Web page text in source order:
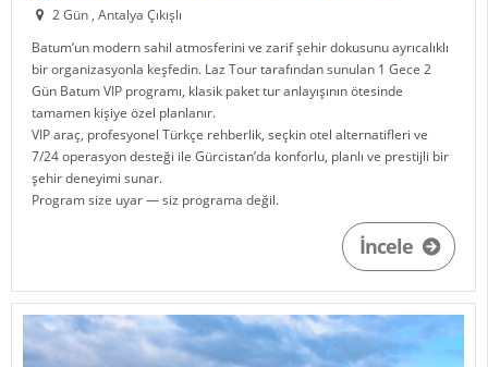
2 Gün , Antalya Çıkışlı
Batum’un modern sahil atmosferini ve zarif şehir dokusunu ayrıcalıklı
bir organizasyonla keşfedin. Laz Tourtarafından sunulan 1 Gece 2
Gün Batum VIP programı, klasik paket tur anlayışının ötesinde
tamamen kişiye özel planlanır.
VIP araç, profesyonel Türkçe rehberlik, seçkin otel alternatifleri ve
7/24 operasyon desteği ileGürcistan’da konforlu, planlı ve prestijli bir
şehir deneyimi sunar.
Program size uyar — siz programa değil.
İncele